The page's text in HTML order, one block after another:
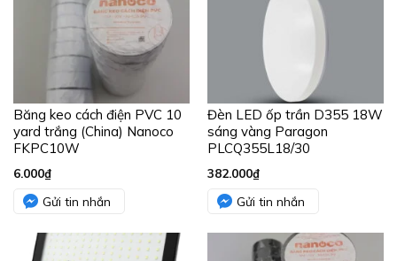
Băng keo cách điện PVC 10
yard trắng (China) Nanoco
FKPC10W
6.000₫
Gửi tin nhắn
Đèn LED ốp trần D355 18W
sáng vàng Paragon
PLCQ355L18/30
382.000₫
Gửi tin nhắn